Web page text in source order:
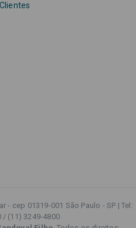
- cep 01319-001 São Paulo - SP | Tel:
/ (11) 3249-4800